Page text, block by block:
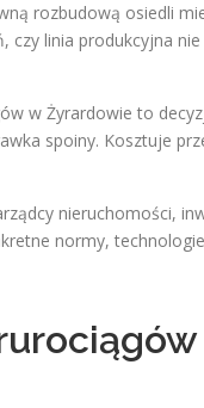
rozbudową osiedli
linia produkcyjna
w Żyrardowie to
spoiny. Kosztuje
nieruchomości,
normy,